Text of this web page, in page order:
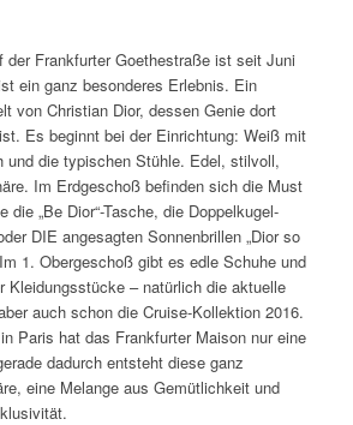
der Frankfurter Goethestraße ist seit Juni
ein ganz besonderes Erlebnis. Ein
von Christian Dior, dessen Genie dort
Es beginnt bei der Einrichtung: Weiß mit
und die typischen Stühle. Edel, stilvoll,
Im Erdgeschoß befinden sich die Must
die „Be Dior“-Tasche, die Doppelkugel-
DIE angesagten Sonnenbrillen „Dior so
1. Obergeschoß gibt es edle Schuhe und
Kleidungsstücke – natürlich die aktuelle
auch schon die Cruise-Kollektion 2016.
Paris hat das Frankfurter Maison nur eine
dadurch entsteht diese ganz
eine Melange aus Gemütlichkeit und